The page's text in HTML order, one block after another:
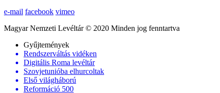
e-mail facebook vimeo
Magyar Nemzeti Levéltár © 2020 Minden jog fenntartva
Gyűjtemények
Rendszerváltás vidéken
Digitális Roma levéltár
Szovjetunióba elhurcoltak
Első világháború
Reformáció 500